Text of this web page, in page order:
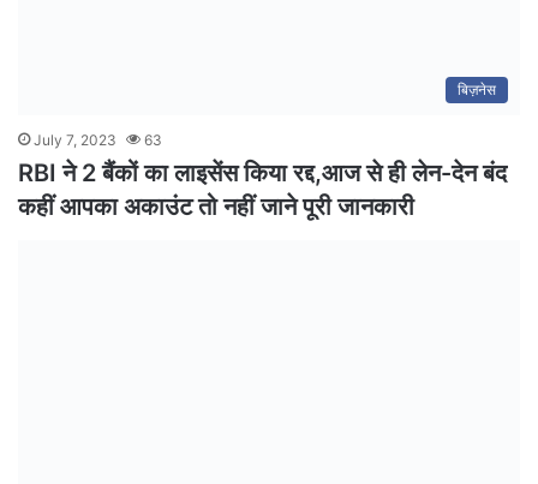
बिज़नेस
July 7, 2023 63
RBI ने 2 बैंकों का लाइसेंस किया रद्द,आज से ही लेन-देन बंद
कहीं आपका अकाउंट तो नहीं जाने पूरी जानकारी